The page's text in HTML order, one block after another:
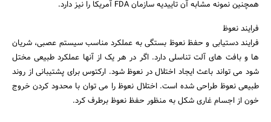
جستجو
همچنین نمونه مشابه آن تاییدیه سازمان FDA آمریکا را نیز دارد.
فرایند نعوظ
فرایند دستیابی و حفظ نعوظ بستگی به عملکرد مناسب سیستم عصبی، شریان
ها و بافت های آلت تناسلی دارد. اگر در هر یک از آنها عملکرد طبیعی مختل
شود می تواند باعث ایجاد اختلال در نعوظ شود. ارکتوس برای پشتیبانی از روند
طبیعی نعوظ طراحی شده است. اختلال نعوظ را می توان با محدود کردن خروج
خون از اجسام غاری شکل به منظور حفظ نعوظ برطرف کرد.